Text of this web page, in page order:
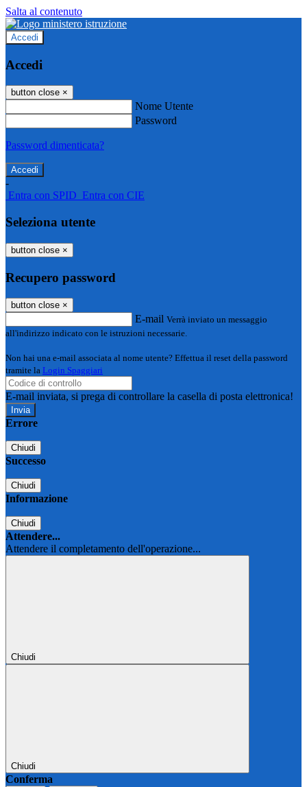
Salta al contenuto
Accedi
Accedi
button close ×
Nome Utente
Password
Password dimenticata?
-
Entra con SPID Entra con CIE
Seleziona utente
button close ×
Recupero password
button close ×
E-mail Verrà inviato un messaggio
all'indirizzo indicato con le istruzioni necessarie.
Non hai una e-mail associata al nome utente? Effettua il reset della password
tramite la Login Spaggiari
E-mail inviata, si prega di controllare la casella di posta elettronica!
Errore
Chiudi
Successo
Chiudi
Informazione
Chiudi
Attendere...
Attendere il completamento dell'operazione...
Chiudi
Chiudi
Conferma